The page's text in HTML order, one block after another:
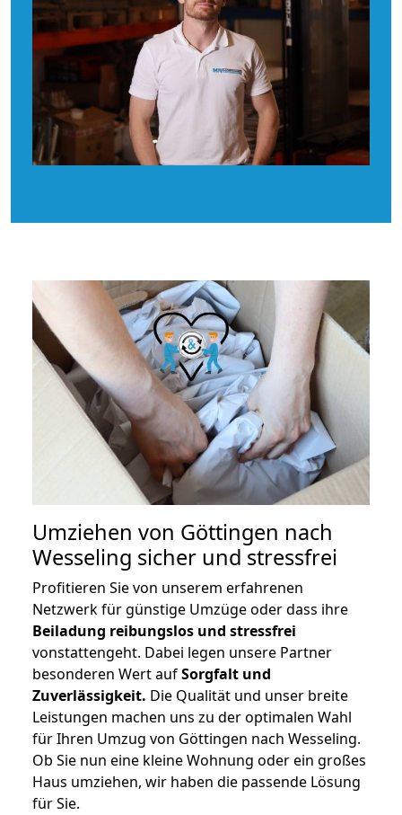
Umziehen von Göttingen nach
Wesseling sicher und stressfrei
Profitieren Sie von unserem erfahrenen
Netzwerk für günstige Umzüge oder dass ihre
Beiladung reibungslos und stressfrei
vonstattengeht. Dabei legen unsere Partner
besonderen Wert aufSorgfalt und
Zuverlässigkeit. Die Qualität und unser breite
Leistungen machen uns zu der optimalen Wahl
für Ihren Umzug von Göttingen nach Wesseling.
Ob Sie nun eine kleine Wohnung oder ein großes
Haus umziehen, wir haben die passende Lösung
für Sie.